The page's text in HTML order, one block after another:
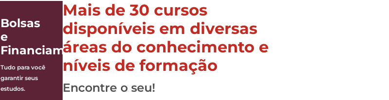
Bolsas
e
Financiamentos
Tudo para você
garantir seus
estudos.
Mais de 30 cursos
disponíveis em diversas
áreas do conhecimento e
níveis de formação
Encontre o seu!